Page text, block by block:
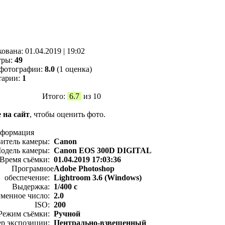
01.04.2019 | 19:02
49
8.0 (1 оценка)
1
Итого: 6.7 из 10
на сайт, чтобы оценить фото.
камеры: Canon
камеры: Canon EOS 300D DIGITAL
Время съёмки: 01.04.2019 17:03:36
Програмное
обеспечение:
Adobe Photoshop
Lightroom 3.6 (Windows)
Выдержка: 1/400 с
число: 2.0
ISO: 200
съёмки: Ручной
экспозиции: Центрально-взвешенный